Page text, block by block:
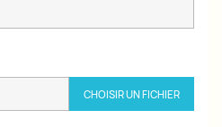
CHOISIR UN FICHIER